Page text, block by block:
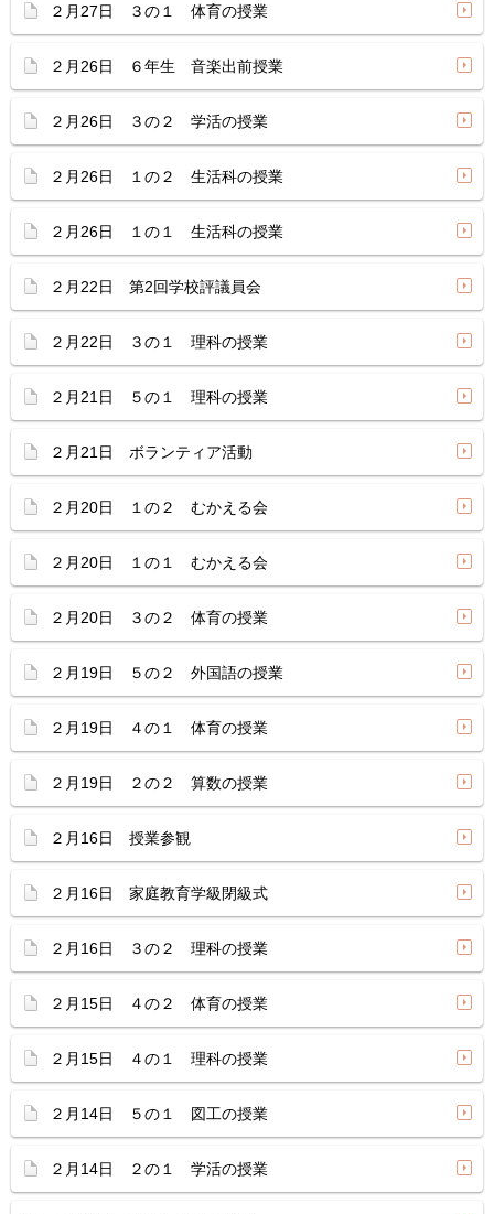
２月27日 ３の１ 体育の授業
２月26日 ６年生 音楽出前授業
２月26日 ３の２ 学活の授業
２月26日 １の２ 生活科の授業
２月26日 １の１ 生活科の授業
２月22日 第2回学校評議員会
２月22日 ３の１ 理科の授業
２月21日 ５の１ 理科の授業
２月21日 ボランティア活動
２月20日 １の２ むかえる会
２月20日 １の１ むかえる会
２月20日 ３の２ 体育の授業
２月19日 ５の２ 外国語の授業
２月19日 ４の１ 体育の授業
２月19日 ２の２ 算数の授業
２月16日 授業参観
２月16日 家庭教育学級閉級式
２月16日 ３の２ 理科の授業
２月15日 ４の２ 体育の授業
２月15日 ４の１ 理科の授業
２月14日 ５の１ 図工の授業
２月14日 ２の１ 学活の授業